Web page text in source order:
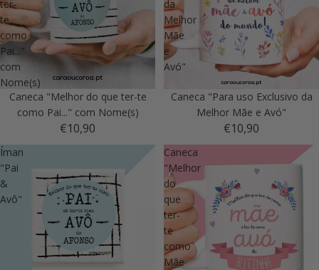
ter-
te
como
Pai..."
com
Nome(s)
Caneca "Melhor do que ter-te
como Pai..." com Nome(s)
€10,90
da
Melhor
Mãe
e
Avó"
Caneca "Para uso Exclusivo da
Melhor Mãe e Avó"
€10,90
Íman
"Pai
&
Avô"
Caneca
"Melhor
do
que
ter-
te
como
Mãe